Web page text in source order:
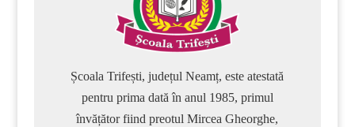
Școala Trifești, județul Neamț, este atestată
pentru prima dată în anul 1985, primul
învățător fiind preotul Mircea Gheorghe,